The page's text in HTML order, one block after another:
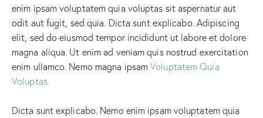
enim ipsam voluptatem quia voluptas sit aspernatur aut
odit aut fugit, sed quia. Dicta sunt explicabo. Adipiscing
elit, sed do eiusmod tempor incididunt ut labore et dolore
magna aliqua. Ut enim ad veniam quis nostrud exercitation
enim ullamco. Nemo magna ipsamVoluptatem Quia
Voluptas.
Dicta sunt explicabo. Nemo enim ipsam voluptatem quia